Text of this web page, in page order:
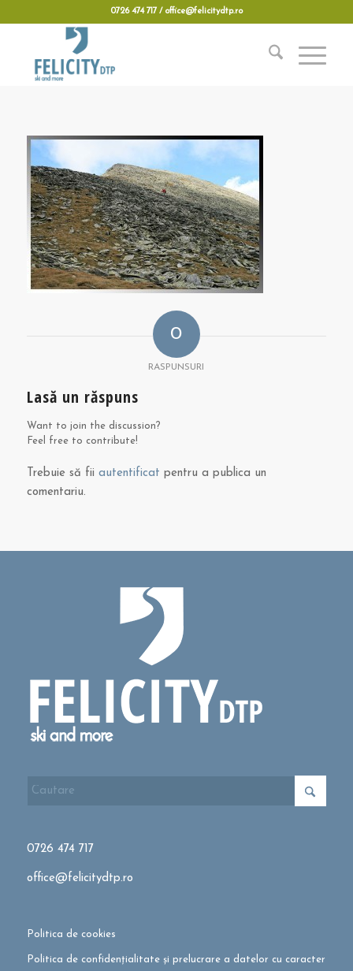
0726 474 717 / office@felicitydtp.ro
0
RASPUNSURI
Lasă un răspuns
Want to join the discussion?
Feel free to contribute!
Trebuie să fii autentificat pentru a publica un
comentariu.
0726 474 717
office@felicitydtp.ro
Politica de cookies
Politica de confidențialitate și prelucrare a datelor cu caracter